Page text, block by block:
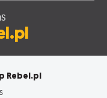
Rebel.pl